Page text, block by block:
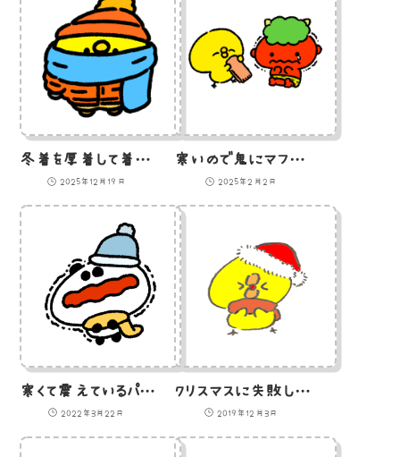
冬着を厚着して着ぶくれたひよこ
2025年12月19日
寒いので鬼にマフラーを持ってきたひよこ
2025年2月2日
寒くて震えているパンダのイラスト
2022年3月22日
クリスマスに失敗しちゃったひよこのイラスト
2019年12月3日